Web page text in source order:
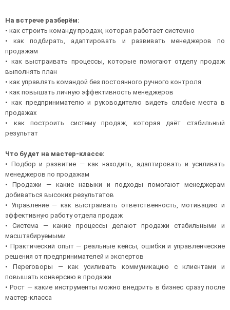
На встрече разберём:
• как строить команду продаж, которая работает системно
• как подбирать, адаптировать и развивать менеджеров по
продажам
• как выстраивать процессы, которые помогают отделу продаж
выполнять план
• как управлять командой без постоянного ручного контроля
• как повышать личную эффективность менеджеров
• как предпринимателю и руководителю видеть слабые места в
продажах
• как построить систему продаж, которая даёт стабильный
результат
Что будет на мастер-классе:
• Подбор и развитие — как находить, адаптировать и усиливать
менеджеров по продажам
• Продажи — какие навыки и подходы помогают менеджерам
добиваться высоких результатов
• Управление — как выстраивать ответственность, мотивацию и
эффективную работу отдела продаж
• Система — какие процессы делают продажи стабильными и
масштабируемыми
• Практический опыт — реальные кейсы, ошибки и управленческие
решения от предпринимателей и экспертов
• Переговоры — как усиливать коммуникацию с клиентами и
повышать конверсию в продажи
• Рост — какие инструменты можно внедрить в бизнес сразу после
мастер-класса